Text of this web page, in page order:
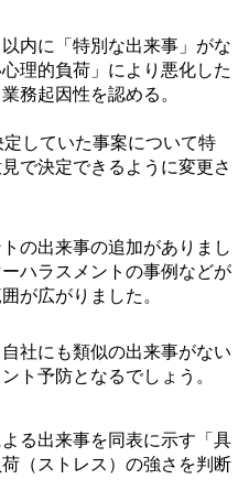
内に「特別な出来事」がな
理的負荷」により悪化した
務起因性を認める。
していた事案について特
で決定できるように変更さ
の出来事の追加がありまし
ハラスメントの事例などが
が広がりました。
社にも類似の出来事がない
ト予防となるでしょう。
る出来事を同表に示す「具
（ストレス）の強さを判断